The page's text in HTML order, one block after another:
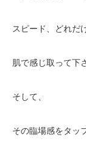
スピード、どれだ
肌で感じ取って下
そして、
その臨場感をタッ